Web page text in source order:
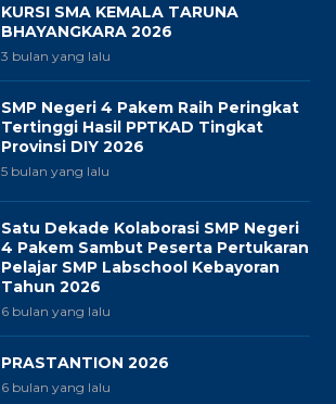
KURSI SMA KEMALA TARUNA
BHAYANGKARA 2026
3 bulan yang lalu
SMP Negeri 4 Pakem Raih Peringkat
Tertinggi Hasil PPTKAD Tingkat
Provinsi DIY 2026
5 bulan yang lalu
Satu Dekade Kolaborasi SMP Negeri
4 Pakem Sambut Peserta Pertukaran
Pelajar SMP Labschool Kebayoran
Tahun 2026
6 bulan yang lalu
PRASTANTION 2026
6 bulan yang lalu